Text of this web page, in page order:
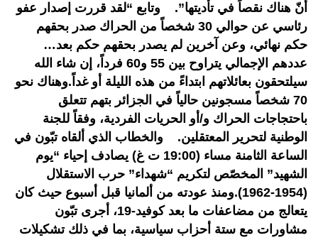
أنّ هناك نقصاً في تأديتها”. وتابع “لقد قررت إصدار عفو
رئاسي عن حوالي 30 شخصاً من الحراك صدر بحقهم
حكم نهائي، وعن آخرين لم يصدر بحقهم حكم بعد…
عددهم الإجمالي يتراوح بين 55 و60 فرداً، إن شاء الله
سيلتحقون بعائلاتهم ابتداءً من هذه الليلة أو غداً.وهناك نحو
70 شخصاً مسجونين حالياً في الجزائر بتهم تتعلق
باحتجاجات الحراك و/أو الحريات الفردية، وفقاً للجنة
الوطنية لتحرير المعتقلين. والخطاب الذي ألقاه تبّون في
الساعة الثامنة مساء (19:00 ت غ) يصادف إحياء “يوم
الشهيد” المخصّص لتكريم “شهداء” حرب الاستقلال
(1954-1962).ومنذ عودته من ألمانيا قبل أسبوع حيث كان
يتعالج من مضاعفات ما بعد كوفيد-19، أجرى تبّون
مشاورات مع ستة أحزاب سياسية، بما في ذلك تشكيلات